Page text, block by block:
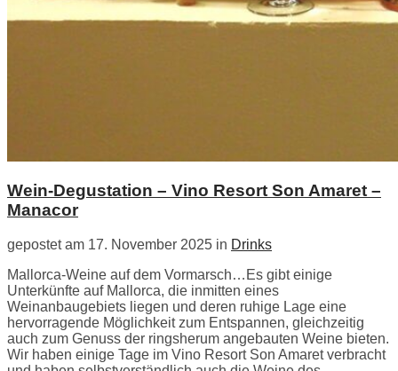
Wein-Degustation – Vino Resort Son Amaret –
Manacor
gepostet am 17. November 2025 in Drinks
Mallorca-Weine auf dem Vormarsch…Es gibt einige
Unterkünfte auf Mallorca, die inmitten eines
Weinanbaugebiets liegen und deren ruhige Lage eine
hervorragende Möglichkeit zum Entspannen, gleichzeitig
auch zum Genuss der ringsherum angebauten Weine bieten.
Wir haben einige Tage im Vino Resort Son Amaret verbracht